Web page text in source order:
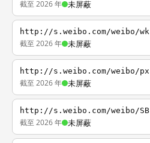
截至 2026 年 未屏蔽
http://s.weibo.com/weibo/wk
截至 2026 年 未屏蔽
http://s.weibo.com/weibo/px
截至 2026 年 未屏蔽
http://s.weibo.com/weibo/SB
截至 2026 年 未屏蔽